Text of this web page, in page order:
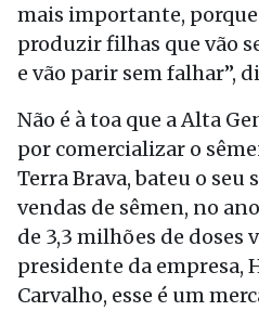
mais importante,
produzir filhas que vão
e vão parir sem falhar”,
Não é à toa que a Alta
por comercializar o
Terra Brava, bateu o seu
vendas de sêmen, no
de 3,3 milhões de doses
presidente da empresa,
Carvalho, esse é um